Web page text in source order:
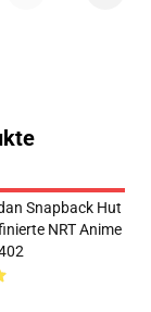
Snapback Hut
NRT Anime